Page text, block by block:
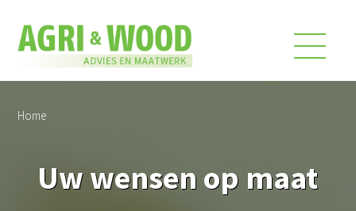
Home
Uw wensen op maat